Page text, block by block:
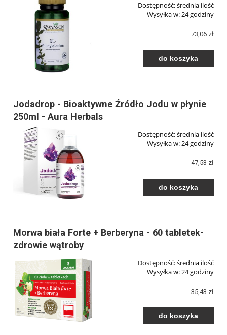
Dostępność:średnia ilość
Wysyłka w:24 godziny
73,06 zł
do koszyka
Jodadrop - Bioaktywne Źródło Jodu w płynie
250ml - Aura Herbals
Dostępność:średnia ilość
Wysyłka w:24 godziny
47,53 zł
do koszyka
Morwa biała Forte + Berberyna - 60 tabletek-
zdrowie wątroby
Dostępność:średnia ilość
Wysyłka w:24 godziny
35,43 zł
do koszyka